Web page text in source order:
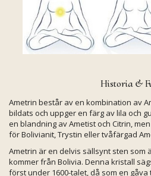
Historia &
Ametrin består av en kombination av
bildats och uppger en färg av lila och
en blandning av Ametist och Citrin,
för Bolivianit, Trystin eller tvåfärgad
Ametrin är en delvis sällsynt sten som
kommer från Bolivia. Denna kristall
först under 1600-talet, då som en